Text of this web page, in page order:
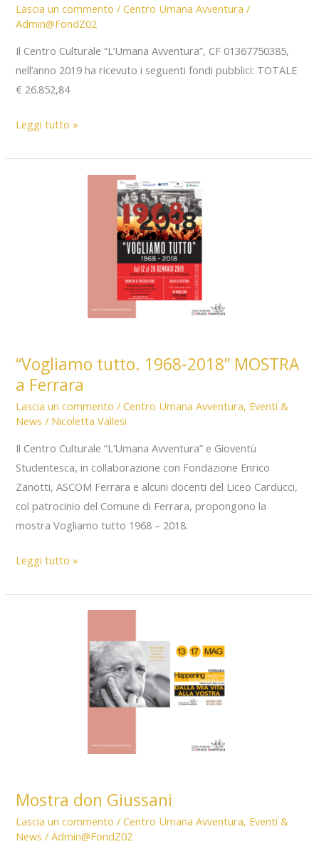
Lascia un commento /Centro Umana Avventura /
Admin@FondZ02
Il Centro Culturale “L’Umana Avventura”, CF 01367750385,
nell’anno 2019 ha ricevuto i seguenti fondi pubblici: TOTALE
€ 26.852,84
Pubblicazione
Economici”
Leggi tutto »
“Vogliamo tutto. 1968-2018” MOSTRA
a Ferrara
Lascia un commento /Centro Umana Avventura, Eventi &
News / Nicoletta Vallesi
Il Centro Culturale “L’Umana Avventura” e Gioventù
Studentesca, in collaborazione con Fondazione Enrico
Zanotti, ASCOM Ferrara e alcuni docenti del Liceo Carducci,
col patrocinio del Comune di Ferrara, propongono la
mostra Vogliamo tutto 1968 – 2018.
“Vogliamo
1968-
Leggi tutto »
Mostra don Giussani
Lascia un commento /Centro Umana Avventura, Eventi &
News /Admin@FondZ02